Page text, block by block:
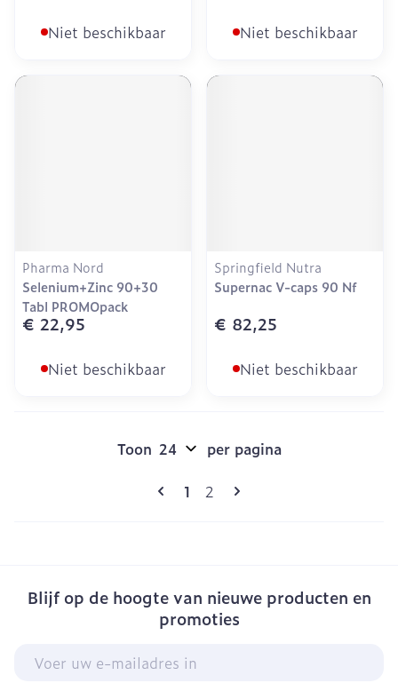
Niet beschikbaar Niet beschikbaar
Pharma Nord
Selenium+Zinc 90+30
Tabl PROMOpack
€ 22,95
Niet beschikbaar
Springfield Nutra
Supernac V-caps 90 Nf
€ 82,25
Niet beschikbaar
Pagina's
U lees momenteel pagina
1 Pagina
2
Toon per pagina
Blijf op de hoogte van nieuwe producten en
promoties